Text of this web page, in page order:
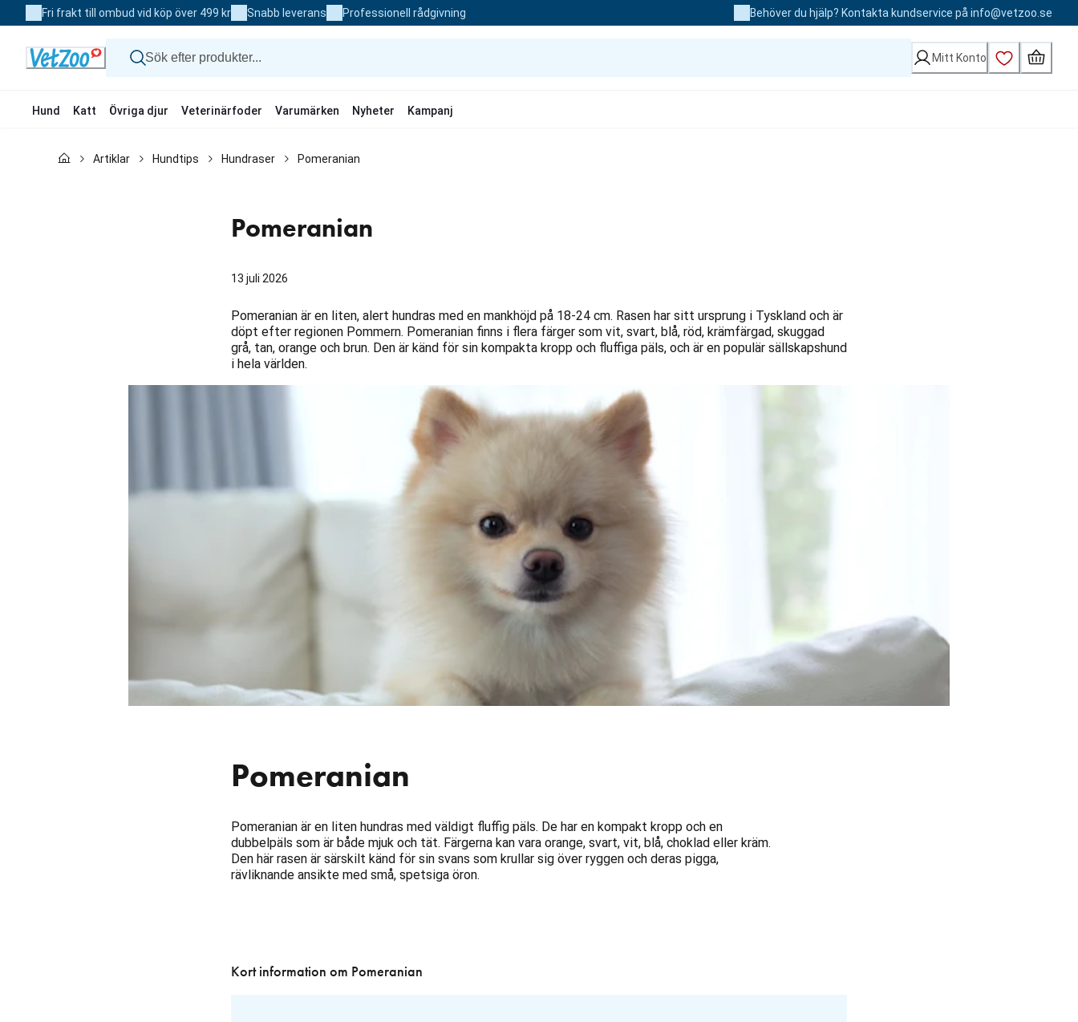
to
Fri frakt till ombud vid köp över 499 kr Snabb leverans Professionell rådgivning Behöver du hjälp? Kontakta kundservice på info@vetzoo.se
Mitt Konto
Hund Katt Övriga djur Veterinärfoder Varumärken Nyheter Kampanj
Artiklar Hundtips Hundraser Pomeranian
Pomeranian
13 juli 2026
Pomeranian är en liten, alert hundras med en mankhöjd på 18-24 cm. Rasen har sitt ursprung i Tyskland och är
döpt efter regionen Pommern. Pomeranian finns i flera färger som vit, svart, blå, röd, krämfärgad, skuggad
grå, tan, orange och brun. Den är känd för sin kompakta kropp och fluffiga päls, och är en populär sällskapshund
i hela världen.
Pomeranian
Pomeranian är en liten hundras med väldigt fluffig päls. De har en kompakt kropp och en
dubbelpäls som är både mjuk och tät. Färgerna kan vara orange, svart, vit, blå, choklad eller kräm.
Den här rasen är särskilt känd för sin svans som krullar sig över ryggen och deras pigga,
rävliknande ansikte med små, spetsiga öron.
Kort information om Pomeranian